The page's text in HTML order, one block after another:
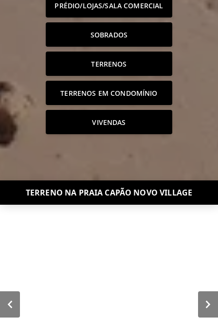
PRÉDIO/LOJAS/SALA COMERCIAL
SOBRADOS
TERRENOS
TERRENOS EM CONDOMÍNIO
VIVENDAS
TERRENO NA PRAIA CAPÃO NOVO VILLAGE